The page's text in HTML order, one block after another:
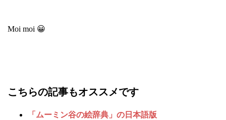
Moi moi 😀
こちらの記事もオススメです
「ムーミン谷の絵辞典」の日本語版